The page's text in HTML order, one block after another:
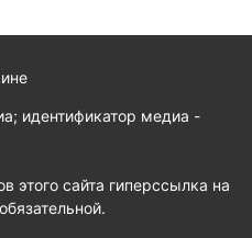
идентификатор медиа -
этого сайта гиперссылка на